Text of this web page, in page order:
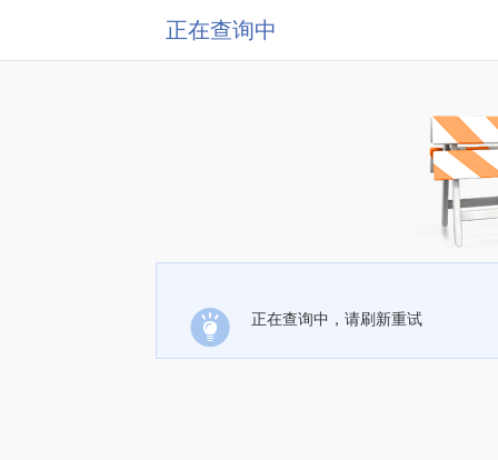
正在查询中
正在查询中，请刷新重试